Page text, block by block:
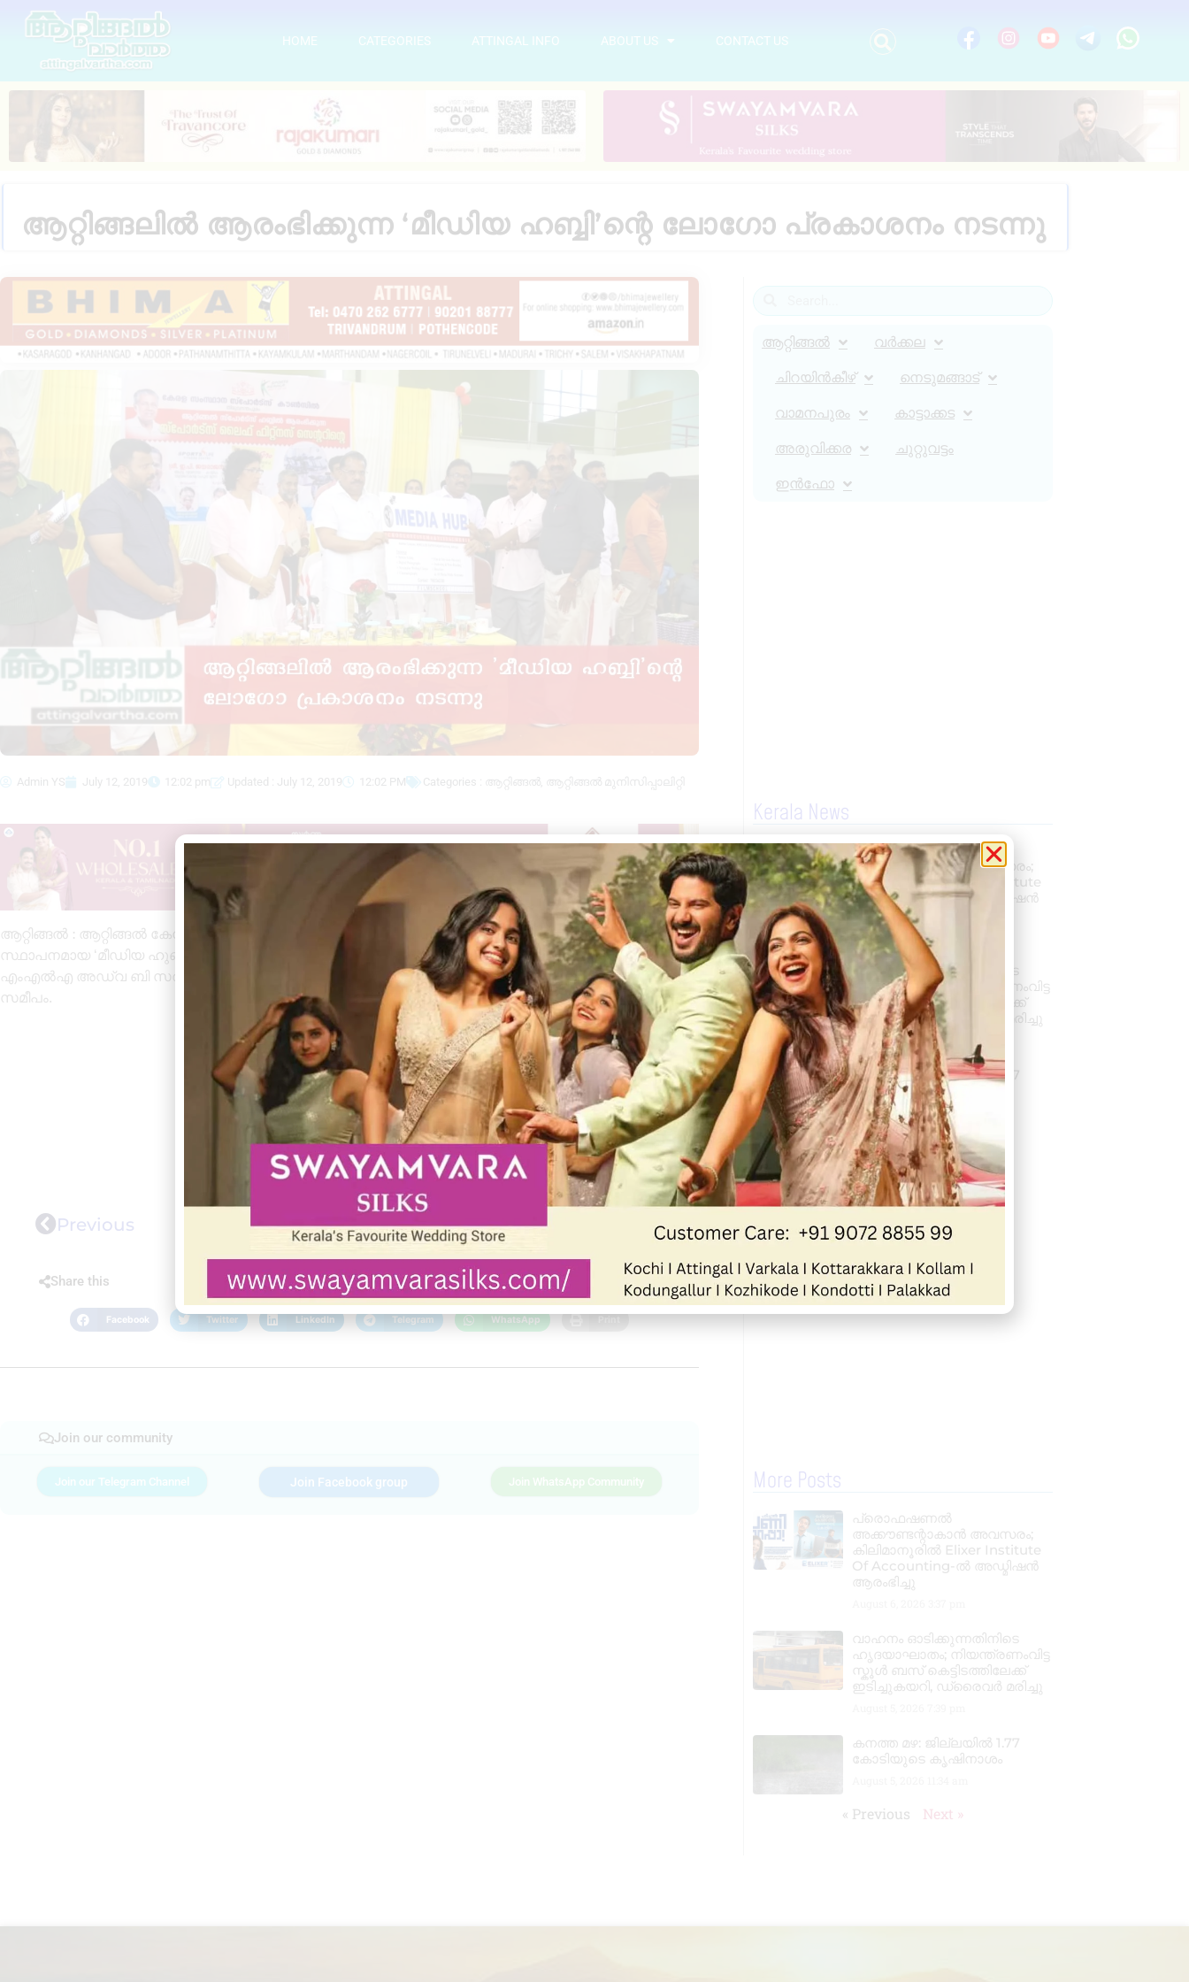
HOME CATEGORIES ATTINGAL INFO ABOUT US CONTACT US
ആറ്റിങ്ങലിൽ ആരംഭിക്കുന്ന ‘മീഡിയ ഹബ്ബി’ന്റെ ലോഗോ പ്രകാശനം നടന്നു
Admin YS July 12, 2019 12:02 pm Updated : July 12, 2019 12:02 PM Categories : ആറ്റിങ്ങൽ, ആറ്റിങ്ങൽ മുനിസിപ്പാലിറ്റി
ആറ്റിങ്ങൽ : ആറ്റിങ്ങൽ കേന്ദ്രമാക്കി പുതുതായി ആരംഭിക്കുമെന്ന ഫിലിം ആൻഡ് വിശ്വൽ മീഡിയ
സ്ഥാപനമായ ‘മീഡിയ ഹുബ്ബിന്റെ ലോഗോ പ്രകാശനം മന്ത്രി ഇ.പി ജയരാജൻ നിർവഹിച്ചു. ആറ്റിങ്ങൽ
എംഎൽഎ അഡ്വ ബി സത്യൻ, മീഡിയ ഹബ് ചെയർമാൻ നിസാർ ആറ്റിങ്ങൽ ,എ. കെ നൗഷാദ് എന്നിവർ
സമീപം.
Previous
Share this
Facebook Twitter LinkedIn Telegram WhatsApp Print
Join our community
Join our Telegram Channel Join Facebook group Join WhatsApp Community
ആറ്റിങ്ങൽ വർക്കല
ചിറയിൻകീഴ് നെടുമങ്ങാട്
വാമനപുരം കാട്ടാക്കട
അരുവിക്കര ചുറ്റുവട്ടം
ഇൻഫോ
Kerala News
പ്രൊഫഷണൽ
അക്കൗണ്ടന്റാകാൻ അവസരം;
കിലിമാനൂരിൽ Elixer Institute
Of Accounting-ൽ അഡ്മിഷൻ
ആരംഭിച്ചു
August 6, 20263:37 pm
വാഹനം ഓടിക്കുന്നതിനിടെ
ഹൃദയാഘാതം; നിയന്ത്രണംവിട്ട
സ്കൂൾ ബസ് കെട്ടിടത്തിലേക്ക്
ഇടിച്ചുകയറി, ഡ്രൈവർ മരിച്ചു
August 5, 20267:39 pm
കനത്ത മഴ: ജില്ലയിൽ 1.77
കോടിയുടെ കൃഷിനാശം
August 5, 202611:34 am
« Previous Next »
More Posts
പ്രൊഫഷണൽ
അക്കൗണ്ടന്റാകാൻ അവസരം;
കിലിമാനൂരിൽ Elixer Institute
Of Accounting-ൽ അഡ്മിഷൻ
ആരംഭിച്ചു
വാഹനം ഓടിക്കുന്നതിനിടെ
ഹൃദയാഘാതം; നിയന്ത്രണംവിട്ട
സ്കൂൾ ബസ് കെട്ടിടത്തിലേക്ക്
ഇടിച്ചുകയറി, ഡ്രൈവർ മരിച്ചു
കനത്ത മഴ: ജില്ലയിൽ 1.77
കോടിയുടെ കൃഷിനാശം
« Previous Next »